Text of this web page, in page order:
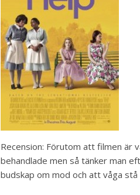
Recension: Förutom att filmen är
behandlade men så tänker man
budskap om mod och att våga